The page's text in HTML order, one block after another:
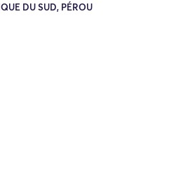
DU SUD, PÉROU